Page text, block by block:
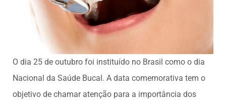
O dia 25 de outubro foi instituído no Brasil como o dia
Nacional da Saúde Bucal. A data comemorativa tem o
objetivo de chamar atenção para a importância dos